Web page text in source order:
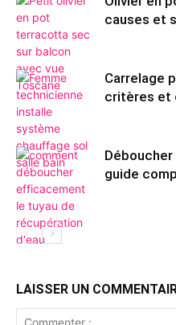
causes et
Carrelage
critères et
guide
LAISSER UN